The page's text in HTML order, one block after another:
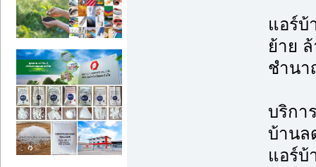
แอร์บ้
ย้าย
ชำนา
บริกา
บ้านล
แอร์บ้